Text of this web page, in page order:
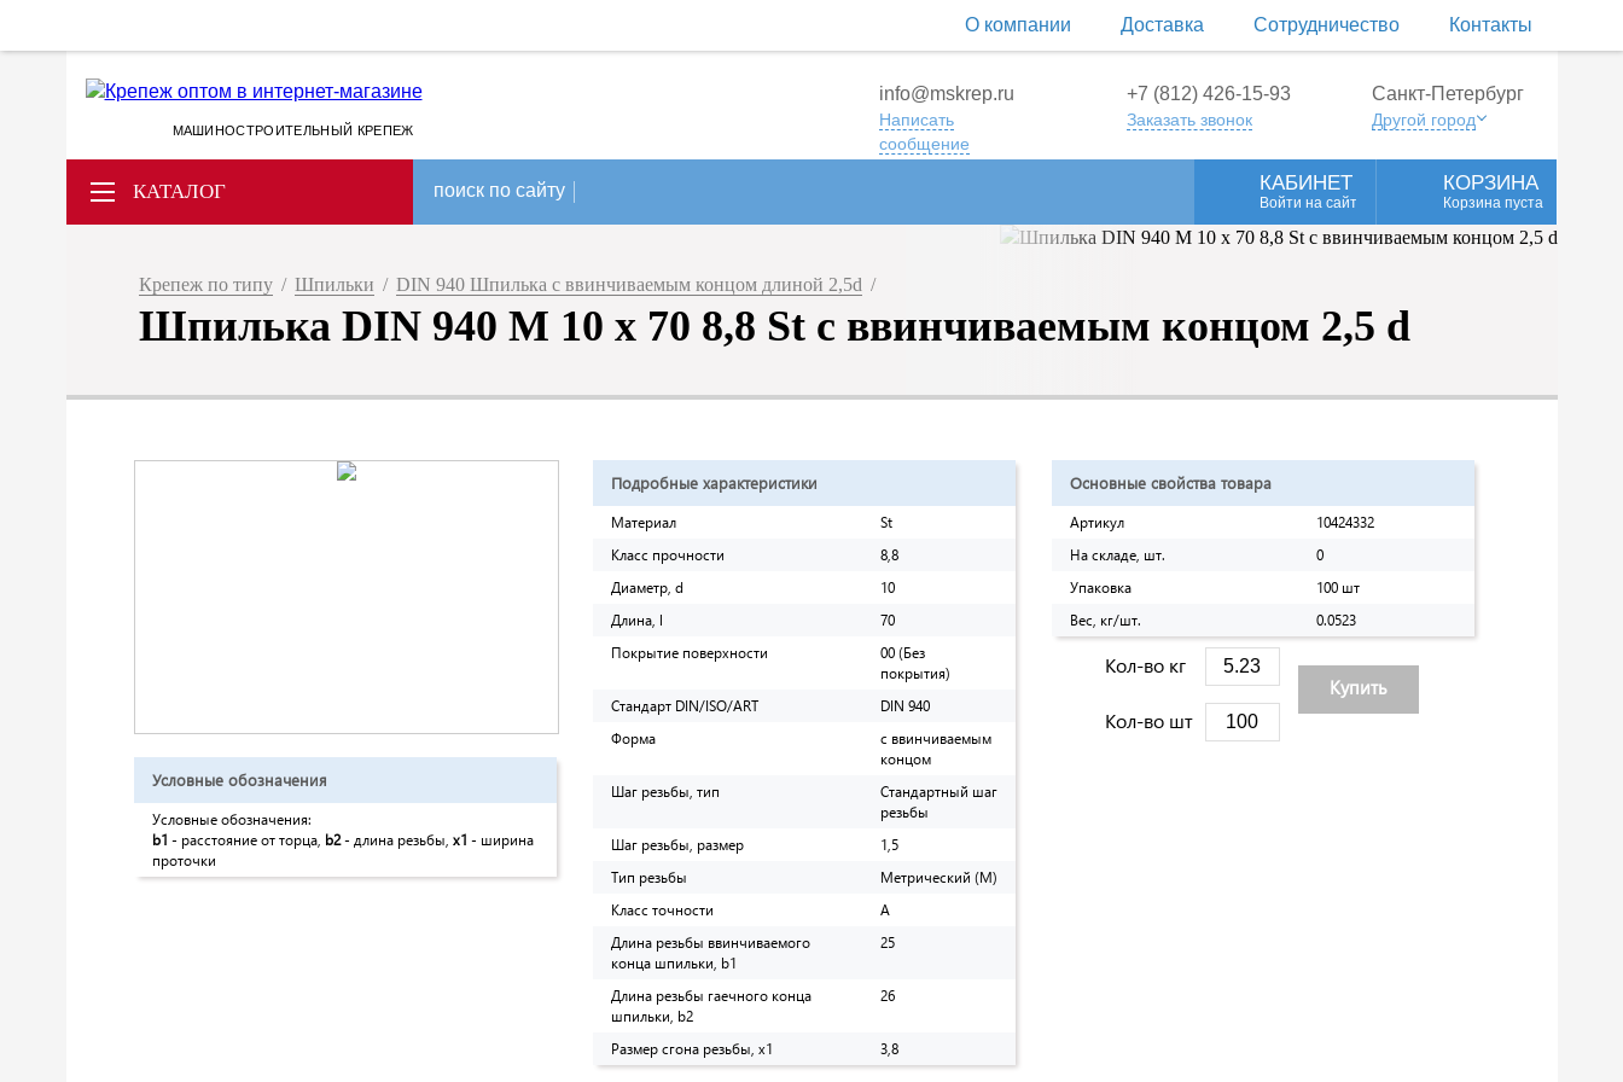
О компании Доставка Сотрудничество Контакты
МАШИНОСТРОИТЕЛЬНЫЙ КРЕПЕЖ
info@mskrep.ru
Написать
сообщение
+7 (812) 426-15-93
Заказать звонок
Санкт-Петербург
Другой город
КАТАЛОГ поиск по сайту КАБИНЕТ
Войти на сайт
КОРЗИНА
Корзина пуста
Крепеж по типу / Шпильки / DIN 940 Шпилька с ввинчиваемым концом длиной 2,5d /
Шпилька DIN 940 М 10 х 70 8,8 St с ввинчиваемым концом 2,5 d
Условные обозначения
Условные обозначения:
b1 - расстояние от торца, b2- длина резьбы, x1 - ширина
проточки
Подробные характеристики
Материал
St
Класс прочности
8,8
Диаметр, d
10
Длина, l
70
Покрытие поверхности
00 (Без
покрытия)
Стандарт DIN/ISO/ART
DIN 940
Форма
с ввинчиваемым
концом
Шаг резьбы, тип
Стандартный шаг
резьбы
Шаг резьбы, размер
1,5
Тип резьбы
Метрический (M)
Класс точности
A
Длина резьбы ввинчиваемого
конца шпильки, b1
25
Длина резьбы гаечного конца
шпильки, b2
26
Размер сгона резьбы, х1 3,8
Основные свойства товара
Артикул
10424332
На складе, шт.
0
Упаковка
100 шт
Вес, кг/шт.
0.0523
Кол-во кг
Кол-во шт
Купить